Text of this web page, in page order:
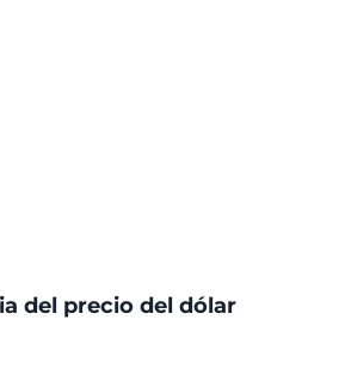
del precio del dólar